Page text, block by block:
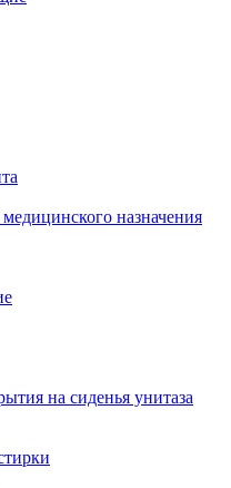
назначения
на сиденья унитаза